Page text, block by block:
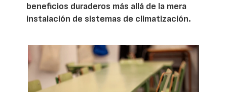
beneficios duraderos más allá de la mera
instalación de sistemas de climatización.